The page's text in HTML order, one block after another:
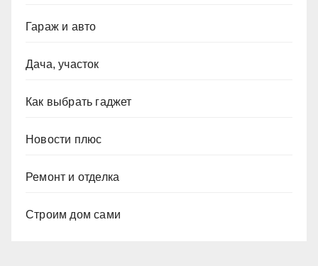
Гараж и авто
Дача, участок
Как выбрать гаджет
Новости плюс
Ремонт и отделка
Строим дом сами